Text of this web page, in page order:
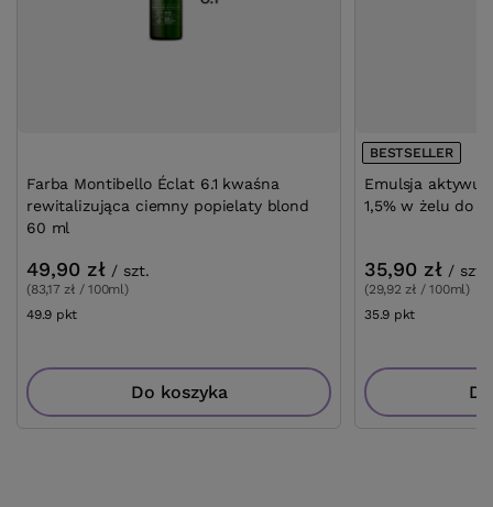
Farba Montibello Éclat 6.1 kwaśna
rewitalizująca ciemny popielaty blond
60 ml
49,90 zł / szt.
(83,17 zł / 100ml)
49.9 pkt
Do koszyka
BESTSELLER
Emulsja
1,5% w żelu
35,90 zł / szt.
(29,92 zł / 100ml)
35.9 pkt